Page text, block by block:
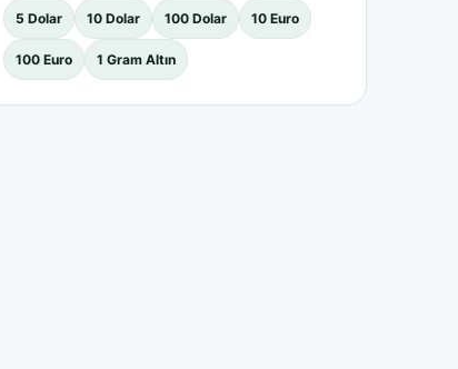
5 Dolar 10 Dolar 100 Dolar 10 Euro
100 Euro 1 Gram Altın